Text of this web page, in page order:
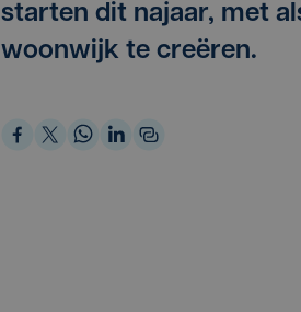
starten dit najaar, met
woonwijk te creëren.